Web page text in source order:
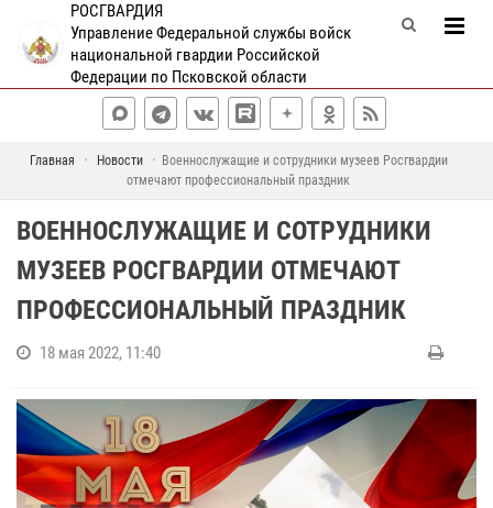
РОСГВАРДИЯ
Управление Федеральной службы войск
национальной гвардии Российской
Федерации по Псковской области
Главная Новости
Военнослужащие и сотрудники музеев Росгвардии
отмечают профессиональный праздник
ВОЕННОСЛУЖАЩИЕ И СОТРУДНИКИ
МУЗЕЕВ РОСГВАРДИИ ОТМЕЧАЮТ
ПРОФЕССИОНАЛЬНЫЙ ПРАЗДНИК
18 мая 2022, 11:40